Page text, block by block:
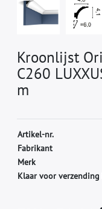
Kroonlijst
C260
m
Artikel-nr.
Fabrikant
Merk
Klaar voor verzending